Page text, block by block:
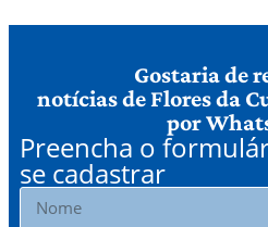
Gostaria de
notícias de Flores da
por
Preencha o
se cadastrar